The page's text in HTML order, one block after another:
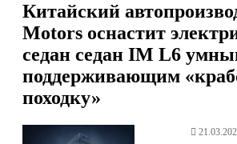
Китайский
Motors оснастит
седан седан IM L6
поддерживающим
походку»